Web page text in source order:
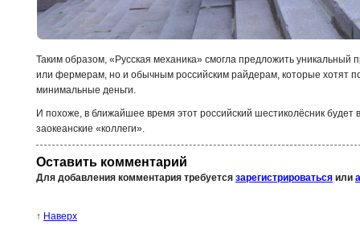
Таким образом, «Русская механика» смогла предложить уникальный
или фермерам, но и обычным российским райдерам, которые хотят
минимальные деньги.
И похоже, в ближайшее время этот российский шестиколёсник будет
заокеанские «коллеги».
Оставить комментарий
Для добавления комментария требуется зарегистрироваться или
↑ Наверх